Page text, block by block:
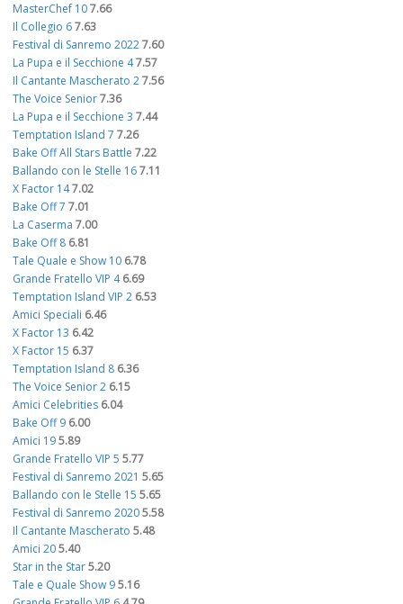
MasterChef 107.66
Il Collegio 67.63
Festival di Sanremo 20227.60
La Pupa e il Secchione 47.57
Il Cantante Mascherato 27.56
The Voice Senior7.36
La Pupa e il Secchione 3 7.44
Temptation Island 7 7.26
Bake Off All Stars Battle 7.22
Ballando con le Stelle 167.11
X Factor 147.02
Bake Off 7 7.01
La Caserma 7.00
Bake Off 8 6.81
Tale Quale e Show 10 6.78
Grande Fratello VIP 4 6.69
Temptation Island VIP 2 6.53
Amici Speciali 6.46
X Factor 13 6.42
X Factor 15 6.37
Temptation Island 8 6.36
The Voice Senior 2 6.15
Amici Celebrities 6.04
Bake Off 9 6.00
Amici 195.89
Grande Fratello VIP 5 5.77
Festival di Sanremo 2021 5.65
Ballando con le Stelle 15 5.65
Festival di Sanremo 20205.58
Il Cantante Mascherato 5.48
Amici 205.40
Star in the Star5.20
Tale e Quale Show 95.16